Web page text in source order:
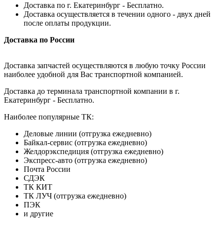
Доставка по г. Екатеринбург - Бесплатно.
Доставка осуществляется в течении одного - двух дней
после оплаты продукции.
Доставка по России
Доставка запчастей осуществляются в любую точку России
наиболее удобной для Вас транспортной компанией.
Доставка до терминала транспортной компании в г.
Екатеринбург - Бесплатно.
Наиболее популярные ТК:
Деловые линии (отгрузка ежедневно)
Байкал-сервис (отгрузка ежедневно)
Желдорэкспедиция (отгрузка ежедневно)
Экспресс-авто (отгрузка ежедневно)
Почта России
СДЭК
ТК КИТ
ТК ЛУЧ (отгрузка ежедневно)
ПЭК
и другие